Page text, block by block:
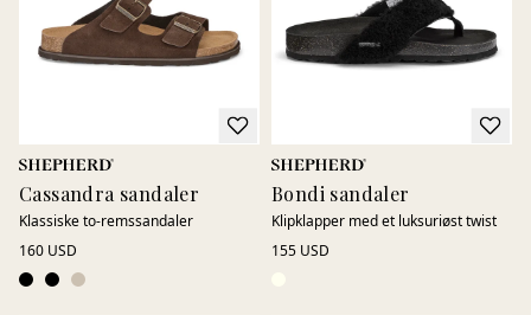
Cassandra sandaler
Klassiske to-remssandaler
160 USD
Bondi sandaler
Klipklapper med et luksuriøst twist
155 USD